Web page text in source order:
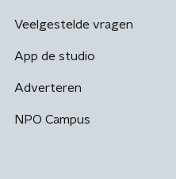
Veelgestelde vragen
App de studio
Adverteren
NPO Campus